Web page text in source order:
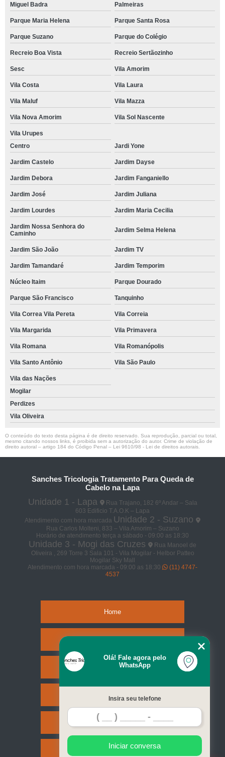
Miguel Badra Palmeiras
Parque Maria Helena Parque Santa Rosa
Parque Suzano Parque do Colégio
Recreio Boa Vista Recreio Sertãozinho
Sesc Vila Amorim
Vila Costa Vila Laura
Vila Maluf Vila Mazza
Vila Nova Amorim Vila Sol Nascente
Vila Urupes
Centro
Jardi Yone
Jardim Castelo Jardim Dayse
Jardim Debora Jardim Fanganiello
Jardim José Jardim Juliana
Jardim Lourdes Jardim Maria Cecilia
Jardim Nossa Senhora do
Caminho
Jardim Selma Helena
Jardim São João Jardim TV
Jardim Tamandaré Jardim Temporim
Núcleo Itaim Parque Dourado
Parque São Francisco Tanquinho
Vila Correa Vila Pereta Vila Correia
Vila Margarida Vila Primavera
Vila Romana Vila Romanópolis
Vila Santo Antônio Vila São Paulo
Vila das Nações
Mogilar
Perdizes
Vila Oliveira
O conteúdo do texto desta página é de direito reservado. Sua reprodução, parcial ou total,
mesmo citando nossos links, é proibida sem a autorização do autor. Crime de violação de
direito autoral – artigo 184 do Código Penal – Lei 9610/98 - Lei de direitos autorais
Sanches Tricologia Tratamento Para Queda de
Cabelo na Lapa
Unidade 1 - Lapa
Rua Trajano, 182 6º Andar – Sala
603 Edificio T.A.O.K – Lapa
Atendimento com hora marcada Unidade 2 - Suzano
Rua Carlos Molteni, 833 – Vila Amorim – Suzano
Horário de atendimento terça a sábado - 09:00 as 18:30
Unidade 3 - Mogi das Cruzes
Rua Manoel de
Oliveira , 269 Torre 3 Sala 101 - Vila Mogilar - Helbor Patteo
Mogilar Sky Mall
Atendimento com hora marcada - 09:00 as 18:30
(11) 4747-
4537
Home
Missão
Serviços
Contato
Mapa do site
Olá! Fale agora pelo
WhatsApp
Insira seu telefone
Iniciar conversa